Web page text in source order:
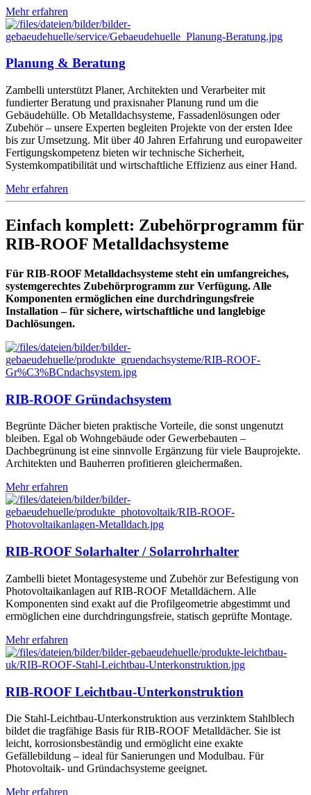
Mehr erfahren
Planung & Beratung
Zambelli unterstützt Planer, Architekten und Verarbeiter mit
fundierter Beratung und praxisnaher Planung rund um die
Gebäudehülle. Ob Metalldachsysteme, Fassadenlösungen oder
Zubehör – unsere Experten begleiten Projekte von der ersten Idee
bis zur Umsetzung. Mit über 40 Jahren Erfahrung und europaweiter
Fertigungskompetenz bieten wir technische Sicherheit,
Systemkompatibilität und wirtschaftliche Effizienz aus einer Hand.
Mehr erfahren
Einfach komplett: Zubehörprogramm für
RIB-ROOF Metalldachsysteme
Für RIB-ROOF Metalldachsysteme steht ein umfangreiches,
systemgerechtes Zubehörprogramm zur Verfügung. Alle
Komponenten ermöglichen eine durchdringungsfreie
Installation – für sichere, wirtschaftliche und langlebige
Dachlösungen.
RIB-ROOF Gründachsystem
Begrünte Dächer bieten praktische Vorteile, die sonst ungenutzt
bleiben. Egal ob Wohngebäude oder Gewerbebauten –
Dachbegrünung ist eine sinnvolle Ergänzung für viele Bauprojekte.
Architekten und Bauherren profitieren gleichermaßen.
Mehr erfahren
RIB-ROOF Solarhalter / Solarrohrhalter
Zambelli bietet Montagesysteme und Zubehör zur Befestigung von
Photovoltaikanlagen auf RIB-ROOF Metalldächern. Alle
Komponenten sind exakt auf die Profilgeometrie abgestimmt und
ermöglichen eine durchdringungsfreie, statisch geprüfte Montage.
Mehr erfahren
RIB-ROOF Leichtbau-Unterkonstruktion
Die Stahl-Leichtbau-Unterkonstruktion aus verzinktem Stahlblech
bildet die tragfähige Basis für RIB-ROOF Metalldächer. Sie ist
leicht, korrosionsbeständig und ermöglicht eine exakte
Gefällebildung – ideal für Sanierungen und Modulbau. Für
Photovoltaik- und Gründachsysteme geeignet.
Mehr erfahren